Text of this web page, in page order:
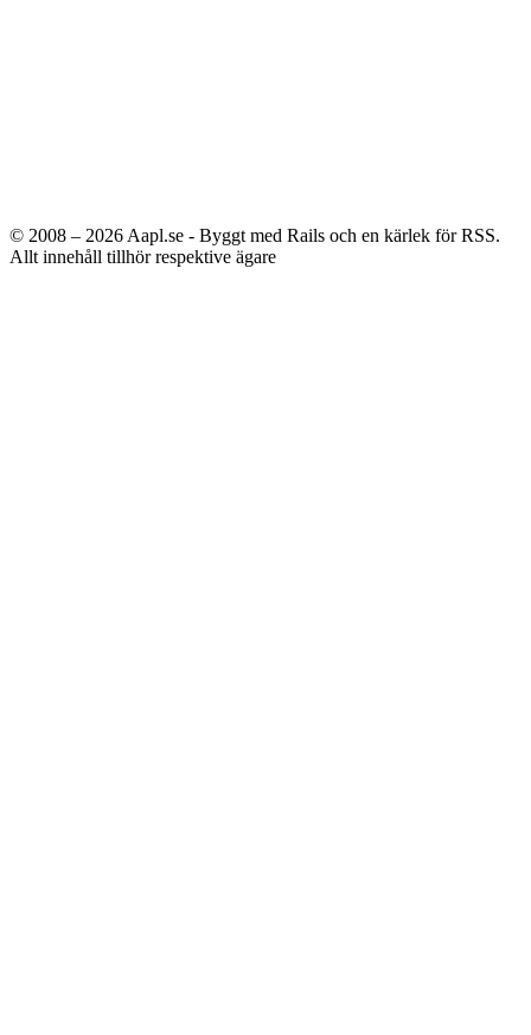
© 2008 – 2026 Aapl.se - Byggt med Rails och en kärlek för RSS.
Allt innehåll tillhör respektive ägare